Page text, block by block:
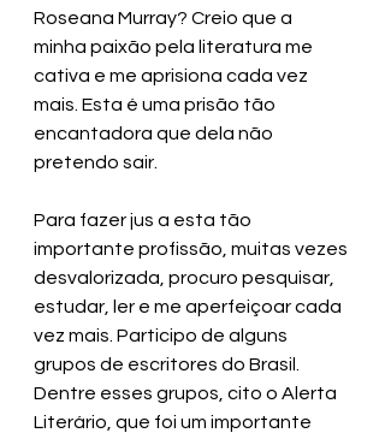
Roseana Murray? Creio que a
minha paixão pela literatura me
cativa e me aprisiona cada vez
mais. Esta é uma prisão tão
encantadora que dela não
pretendo sair.
Para fazer jus a esta tão
importante profissão, muitas vezes
desvalorizada, procuro pesquisar,
estudar, ler e me aperfeiçoar cada
vez mais. Participo de alguns
grupos de escritores do Brasil.
Dentre esses grupos, cito o Alerta
Literário, que foi um importante